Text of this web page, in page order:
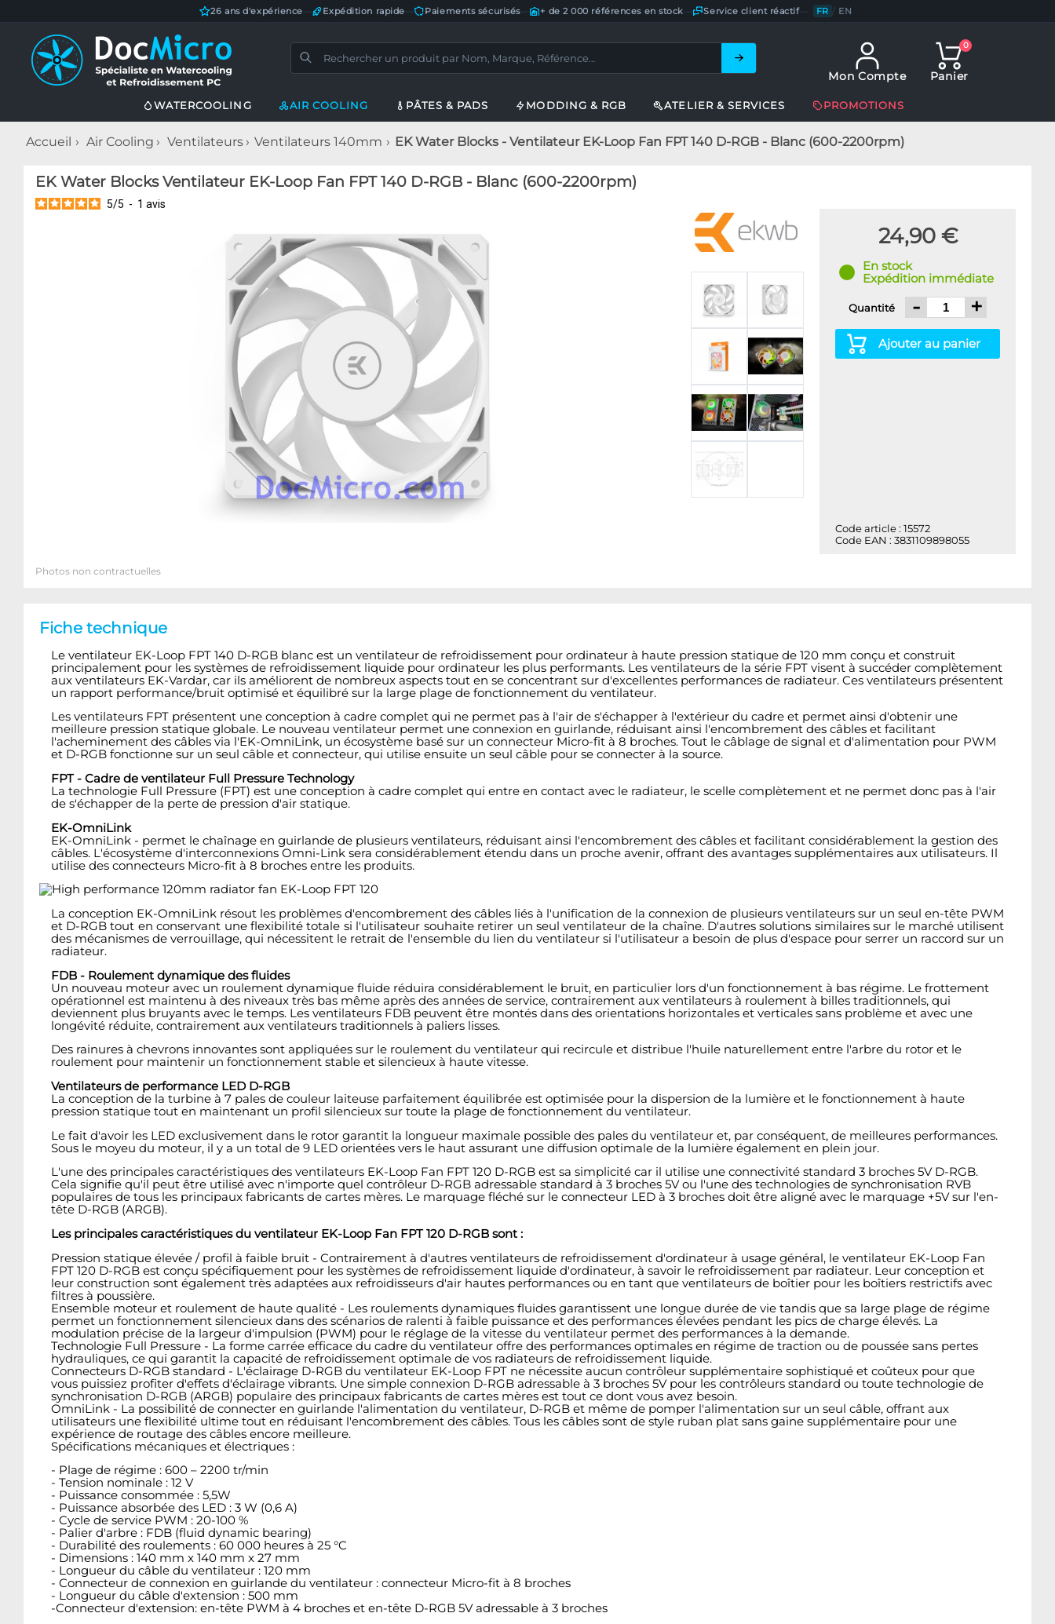
26 ans d'expérience Expédition rapide Paiements sécurisés— + de 2 000 références en stock Service client réactif— FR / EN
Mon Compte
0
Panier
WATERCOOLING AIR COOLING PÂTES & PADS MODDING & RGB ATELIER & SERVICES PROMOTIONS
Accueil Air Cooling Ventilateurs Ventilateurs 140mm EK Water Blocks - Ventilateur EK-Loop Fan FPT 140 D-RGB - Blanc (600-2200rpm)
EK Water Blocks Ventilateur EK-Loop Fan FPT 140 D-RGB - Blanc (600-2200rpm)
5/5 - 1 avis
24,90 €
En stock
Expédition immédiate
Quantité - +
Ajouter au panier
Code article : 15572
Code EAN : 3831109898055
Photos non contractuelles
Fiche technique
Le ventilateur EK-Loop FPT 140 D-RGB blanc est un ventilateur de refroidissement pour ordinateur à haute pression statique de 120 mm conçu et construit
principalement pour les systèmes de refroidissement liquide pour ordinateur les plus performants. Les ventilateurs de la série FPT visent à succéder complètement
aux ventilateurs EK-Vardar, car ils améliorent de nombreux aspects tout en se concentrant sur d'excellentes performances de radiateur. Ces ventilateurs présentent
un rapport performance/bruit optimisé et équilibré sur la large plage de fonctionnement du ventilateur.
Les ventilateurs FPT présentent une conception à cadre complet qui ne permet pas à l'air de s'échapper à l'extérieur du cadre et permet ainsi d'obtenir une
meilleure pression statique globale. Le nouveau ventilateur permet une connexion en guirlande, réduisant ainsi l'encombrement des câbles et facilitant
l'acheminement des câbles via l'EK-OmniLink, un écosystème basé sur un connecteur Micro-fit à 8 broches. Tout le câblage de signal et d'alimentation pour PWM
et D-RGB fonctionne sur un seul câble et connecteur, qui utilise ensuite un seul câble pour se connecter à la source.
FPT - Cadre de ventilateur Full Pressure Technology
La technologie Full Pressure (FPT) est une conception à cadre complet qui entre en contact avec le radiateur, le scelle complètement et ne permet donc pas à l'air
de s'échapper de la perte de pression d'air statique.
EK-OmniLink
EK-OmniLink - permet le chaînage en guirlande de plusieurs ventilateurs, réduisant ainsi l'encombrement des câbles et facilitant considérablement la gestion des
câbles. L'écosystème d'interconnexions Omni-Link sera considérablement étendu dans un proche avenir, offrant des avantages supplémentaires aux utilisateurs. Il
utilise des connecteurs Micro-fit à 8 broches entre les produits.
La conception EK-OmniLink résout les problèmes d'encombrement des câbles liés à l'unification de la connexion de plusieurs ventilateurs sur un seul en-tête PWM
et D-RGB tout en conservant une flexibilité totale si l'utilisateur souhaite retirer un seul ventilateur de la chaîne. D'autres solutions similaires sur le marché utilisent
des mécanismes de verrouillage, qui nécessitent le retrait de l'ensemble du lien du ventilateur si l'utilisateur a besoin de plus d'espace pour serrer un raccord sur un
radiateur.
FDB - Roulement dynamique des fluides
Un nouveau moteur avec un roulement dynamique fluide réduira considérablement le bruit, en particulier lors d'un fonctionnement à bas régime. Le frottement
opérationnel est maintenu à des niveaux très bas même après des années de service, contrairement aux ventilateurs à roulement à billes traditionnels, qui
deviennent plus bruyants avec le temps. Les ventilateurs FDB peuvent être montés dans des orientations horizontales et verticales sans problème et avec une
longévité réduite, contrairement aux ventilateurs traditionnels à paliers lisses.
Des rainures à chevrons innovantes sont appliquées sur le roulement du ventilateur qui recircule et distribue l'huile naturellement entre l'arbre du rotor et le
roulement pour maintenir un fonctionnement stable et silencieux à haute vitesse.
Ventilateurs de performance LED D-RGB
La conception de la turbine à 7 pales de couleur laiteuse parfaitement équilibrée est optimisée pour la dispersion de la lumière et le fonctionnement à haute
pression statique tout en maintenant un profil silencieux sur toute la plage de fonctionnement du ventilateur.
Le fait d'avoir les LED exclusivement dans le rotor garantit la longueur maximale possible des pales du ventilateur et, par conséquent, de meilleures performances.
Sous le moyeu du moteur, il y a un total de 9 LED orientées vers le haut assurant une diffusion optimale de la lumière également en plein jour.
L'une des principales caractéristiques des ventilateurs EK-Loop Fan FPT 120 D-RGB est sa simplicité car il utilise une connectivité standard 3 broches 5V D-RGB.
Cela signifie qu'il peut être utilisé avec n'importe quel contrôleur D-RGB adressable standard à 3 broches 5V ou l'une des technologies de synchronisation RVB
populaires de tous les principaux fabricants de cartes mères. Le marquage fléché sur le connecteur LED à 3 broches doit être aligné avec le marquage +5V sur l'en-
tête D-RGB (ARGB).
Les principales caractéristiques du ventilateur EK-Loop Fan FPT 120 D-RGB sont :
Pression statique élevée / profil à faible bruit - Contrairement à d'autres ventilateurs de refroidissement d'ordinateur à usage général, le ventilateur EK-Loop Fan
FPT 120 D-RGB est conçu spécifiquement pour les systèmes de refroidissement liquide d'ordinateur, à savoir le refroidissement par radiateur. Leur conception et
leur construction sont également très adaptées aux refroidisseurs d'air hautes performances ou en tant que ventilateurs de boîtier pour les boîtiers restrictifs avec
filtres à poussière.
Ensemble moteur et roulement de haute qualité - Les roulements dynamiques fluides garantissent une longue durée de vie tandis que sa large plage de régime
permet un fonctionnement silencieux dans des scénarios de ralenti à faible puissance et des performances élevées pendant les pics de charge élevés. La
modulation précise de la largeur d'impulsion (PWM) pour le réglage de la vitesse du ventilateur permet des performances à la demande.
Technologie Full Pressure - La forme carrée efficace du cadre du ventilateur offre des performances optimales en régime de traction ou de poussée sans pertes
hydrauliques, ce qui garantit la capacité de refroidissement optimale de vos radiateurs de refroidissement liquide.
Connecteurs D-RGB standard - L'éclairage D-RGB du ventilateur EK-Loop FPT ne nécessite aucun contrôleur supplémentaire sophistiqué et coûteux pour que
vous puissiez profiter d'effets d'éclairage vibrants. Une simple connexion D-RGB adressable à 3 broches 5V pour les contrôleurs standard ou toute technologie de
synchronisation D-RGB (ARGB) populaire des principaux fabricants de cartes mères est tout ce dont vous avez besoin.
OmniLink - La possibilité de connecter en guirlande l'alimentation du ventilateur, D-RGB et même de pomper l'alimentation sur un seul câble, offrant aux
utilisateurs une flexibilité ultime tout en réduisant l'encombrement des câbles. Tous les câbles sont de style ruban plat sans gaine supplémentaire pour une
expérience de routage des câbles encore meilleure.
Spécifications mécaniques et électriques :
- Plage de régime : 600 – 2200 tr/min
- Tension nominale : 12 V
- Puissance consommée : 5,5W
- Puissance absorbée des LED : 3 W (0,6 A)
- Cycle de service PWM : 20-100 %
- Palier d'arbre : FDB (fluid dynamic bearing)
- Durabilité des roulements : 60 000 heures à 25 °C
- Dimensions : 140 mm x 140 mm x 27 mm
- Longueur du câble du ventilateur : 120 mm
- Connecteur de connexion en guirlande du ventilateur : connecteur Micro-fit à 8 broches
- Longueur du câble d'extension : 500 mm
-Connecteur d'extension: en-tête PWM à 4 broches et en-tête D-RGB 5V adressable à 3 broches